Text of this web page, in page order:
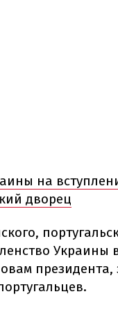
на
дворец
Украины